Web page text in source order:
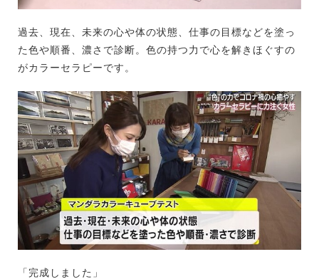
過去、現在、未来の心や体の状態、仕事の目標などを塗っ
た色や順番、濃さで診断。色の持つ力で心を解きほぐすの
がカラーセラピーです。
「完成しました」